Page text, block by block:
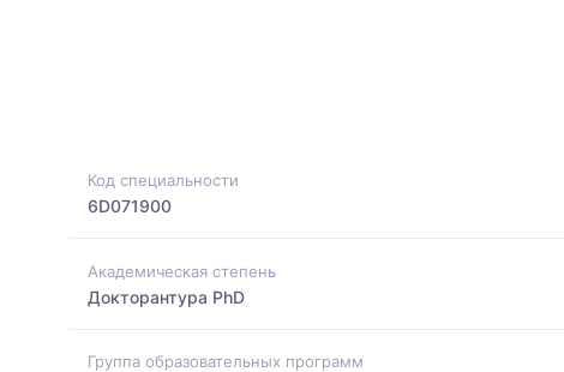
Код специальности
6D071900
Академическая степень
Докторантура PhD
Группа образовательных программ